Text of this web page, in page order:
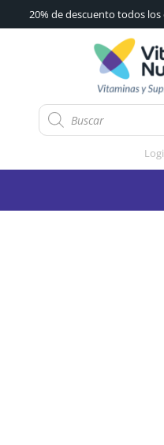
20% de descuento todos
Búsqueda
de
productos